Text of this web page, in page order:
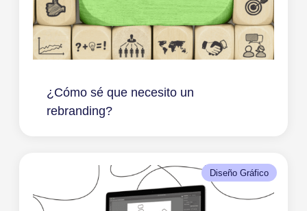
¿Cómo sé que necesito un
rebranding?
Diseño Gráfico